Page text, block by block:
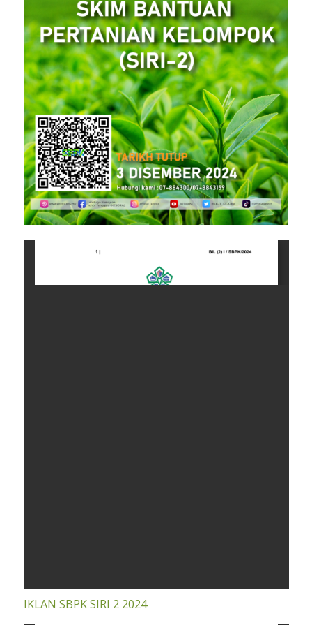
IKLAN SBPK SIRI 2 2024